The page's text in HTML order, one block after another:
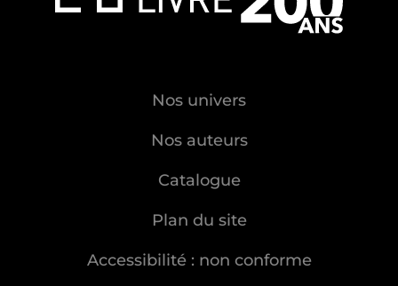
Nos univers
Nos auteurs
Catalogue
Plan du site
Accessibilité : non conforme